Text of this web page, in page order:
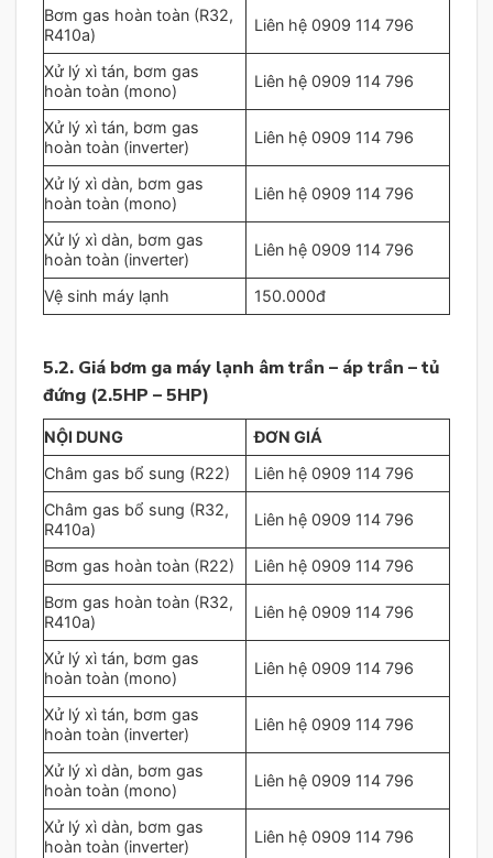
Bơm gas hoàn toàn (R32,
R410a)
Liên hệ 0909 114 796
Xử lý xì tán, bơm gas
hoàn toàn (mono)
Liên hệ 0909 114 796
Xử lý xì tán, bơm gas
hoàn toàn (inverter)
Liên hệ 0909 114 796
Xử lý xì dàn, bơm gas
hoàn toàn (mono)
Liên hệ 0909 114 796
Xử lý xì dàn, bơm gas
hoàn toàn (inverter)
Liên hệ 0909 114 796
Vệ sinh máy lạnh 150.000đ
5.2. Giá bơm ga máy lạnh âm trần – áp trần – tủ
đứng (2.5HP – 5HP)
NỘI DUNG
ĐƠN GIÁ
Châm gas bổ sung (R22)
Liên hệ 0909 114 796
Châm gas bổ sung (R32,
R410a)
Liên hệ 0909 114 796
Bơm gas hoàn toàn (R22)
Liên hệ 0909 114 796
Bơm gas hoàn toàn (R32,
R410a)
Liên hệ 0909 114 796
Xử lý xì tán, bơm gas
hoàn toàn (mono)
Liên hệ 0909 114 796
Xử lý xì tán, bơm gas
hoàn toàn (inverter)
Liên hệ 0909 114 796
Xử lý xì dàn, bơm gas
hoàn toàn (mono)
Liên hệ 0909 114 796
Xử lý xì dàn, bơm gas
hoàn toàn (inverter)
Liên hệ 0909 114 796